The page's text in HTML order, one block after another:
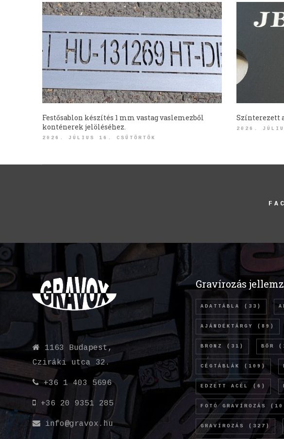
Festősablon készítés 1 mm vastag vaslemezből
konténerek jelöléséhez.
2026. JÚLIUS 16. CSÜTÖRTÖK
Színterezett
2026.
1163 Budapest,
Cziráki utca 32.
+36 1 403 5696
+36 20 9351 285
info@gravox.hu
Gravírozás
ADATTÁBLA (33)
AJÁNDÉKTÁRGY (89)
BRONZ (31) BŐR
CÉGTÁBLÁK (109)
EDZETT ACÉL (6)
FOTÓ GRAVÍROZÁS
GRAVÍROZÁS (327)